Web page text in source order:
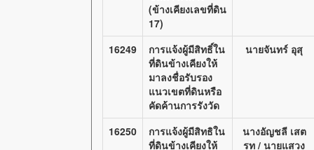
(ข้างเคียงเลขที่ดิน
17)
16249
การแจ้งผู้มีสิทธิ์ใน
ที่ดินข้างเคียงให้
มาลงชื่อรับรอง
แนวเขตที่ดินหรือ
คัดค้านการรังวัด
นายจันทร์ อุสุ
16250
การแจ้งผู้มีสิทธิใน
ที่ดินข้างเคียงให้
นางอัญชลี เสต
รท / นายแสวง